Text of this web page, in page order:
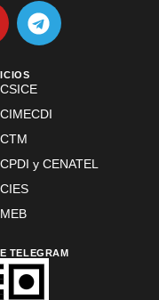
CSICE
CIMECDI
CTM
CPDI y CENATEL
CIES
MEB
TELEGRAM